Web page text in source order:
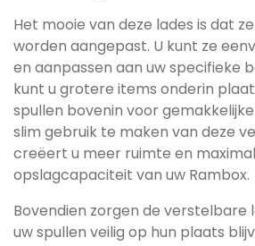
Het mooie van deze lades is dat
worden aangepast. U kunt ze
en aanpassen aan uw specifieke
kunt u grotere items onderin
spullen bovenin voor
slim gebruik te maken van deze
creëert u meer ruimte en
opslagcapaciteit van uw Rambox.
Bovendien zorgen de verstelbare
uw spullen veilig op hun plaats